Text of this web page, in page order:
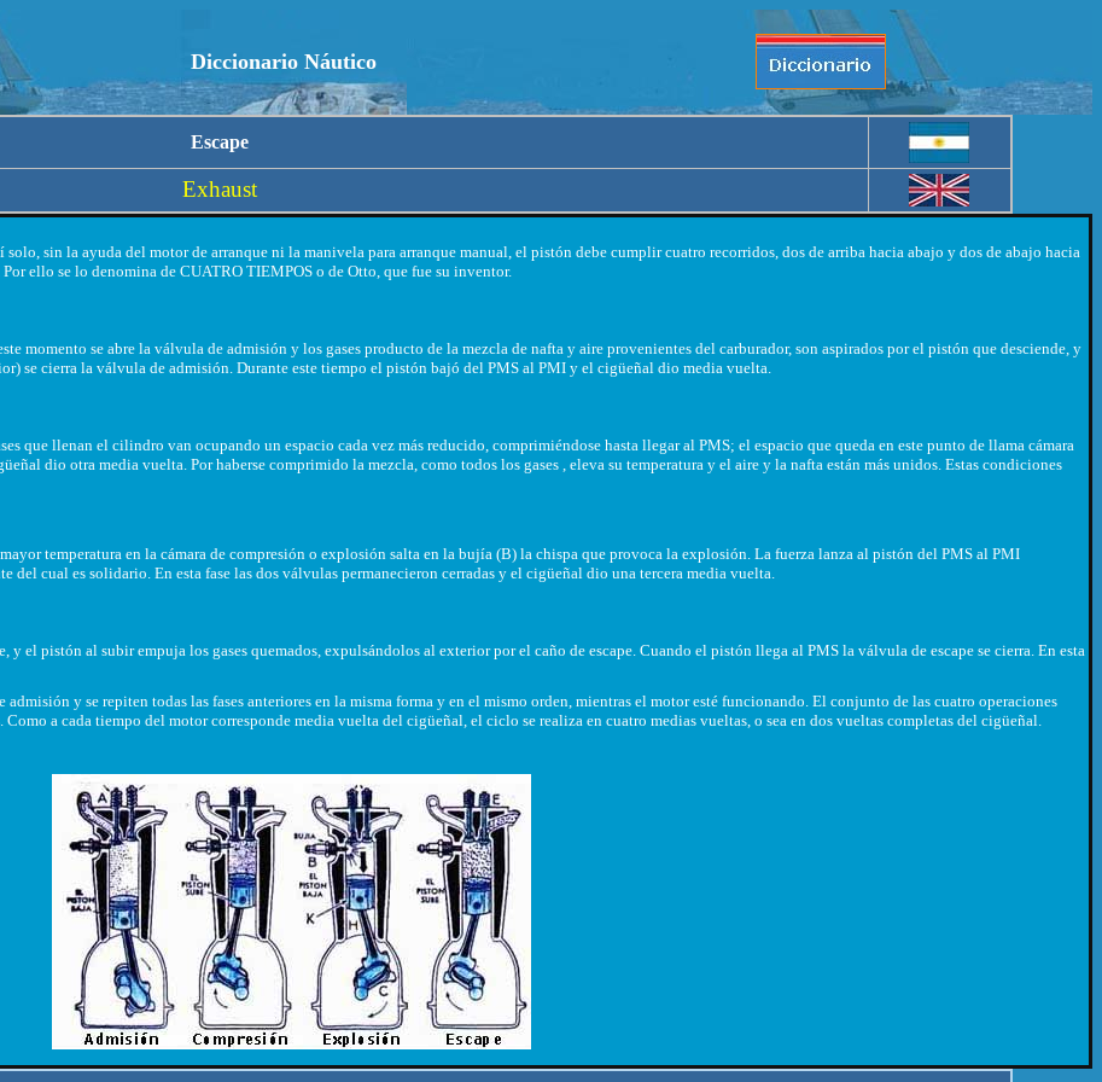
Diccionario Náutico
Escape
Exhaust
sin la ayuda del motor de arranque ni la manivela para arranque manual, el pistón debe cumplir cuatro recorridos, dos de arriba hacia abajo y dos de abajo hacia
ello se lo denomina de CUATRO TIEMPOS o de Otto, que fue su inventor.
momento se abre la válvula de admisión y los gases producto de la mezcla de nafta y aire provenientes del carburador, son aspirados por el pistón que desciende, y
se cierra la válvula de admisión. Durante este tiempo el pistón bajó del PMS al PMI y el cigüeñal dio media vuelta.
que llenan el cilindro van ocupando un espacio cada vez más reducido, comprimiéndose hasta llegar al PMS; el espacio que queda en este punto de llama cámara
dio otra media vuelta. Por haberse comprimido la mezcla, como todos los gases , eleva su temperatura y el aire y la nafta están más unidos. Estas condiciones
temperatura en la cámara de compresión o explosión salta en la bujía (B) la chispa que provoca la explosión. La fuerza lanza al pistón del PMS al PMI
cual es solidario. En esta fase las dos válvulas permanecieron cerradas y el cigüeñal dio una tercera media vuelta.
el pistón al subir empuja los gases quemados, expulsándolos al exterior por el caño de escape. Cuando el pistón llega al PMS la válvula de escape se cierra. En esta
y se repiten todas las fases anteriores en la misma forma y en el mismo orden, mientras el motor esté funcionando. El conjunto de las cuatro operaciones
a cada tiempo del motor corresponde media vuelta del cigüeñal, el ciclo se realiza en cuatro medias vueltas, o sea en dos vueltas completas del cigüeñal.